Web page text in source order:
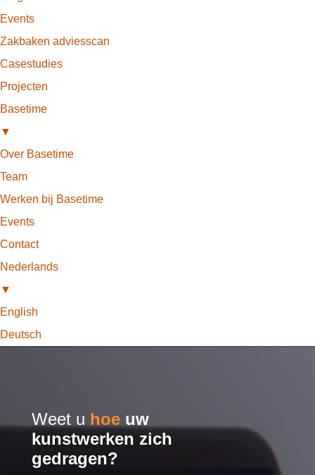
Events
Zakbaken adviesscan
Casestudies
Projecten
Basetime
▼
Over Basetime
Team
Werken bij Basetime
Events
Contact
Nederlands
▼
English
Deutsch
Weet u hoe uw
kunstwerken zich
gedragen?